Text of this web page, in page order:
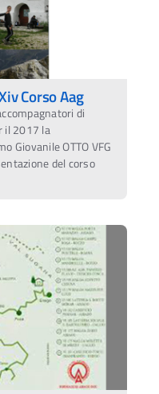
Corso Aag
di
il 2017 la
Giovanile OTTO VFG
del corso